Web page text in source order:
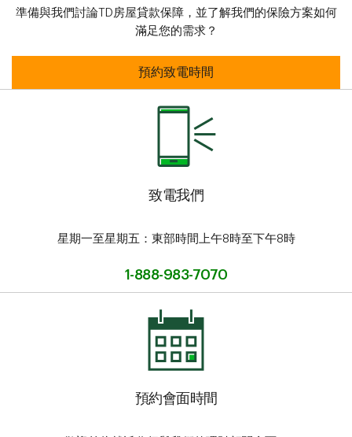
準備與我們討論TD房屋貸款保障，並了解我們的保險方案如何
滿足您的需求？
我們會打電話給您
預約致電時間
致電我們
星期一至星期五：東部時間上午8時至下午8時
1-888-983-7070
預約會面時間